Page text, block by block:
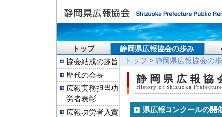
トップ 静岡県広報協会の歩み
協会結成の趣旨
歴代の会長
広報実務担当功
労者表彰
広報功労者入賞
トップ> 静岡県広報協会の
静岡県広報協
History of Shizuoka
県広報コンクールの開